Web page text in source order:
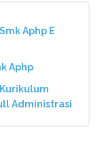
Aphp E
Aphp
Administrasi